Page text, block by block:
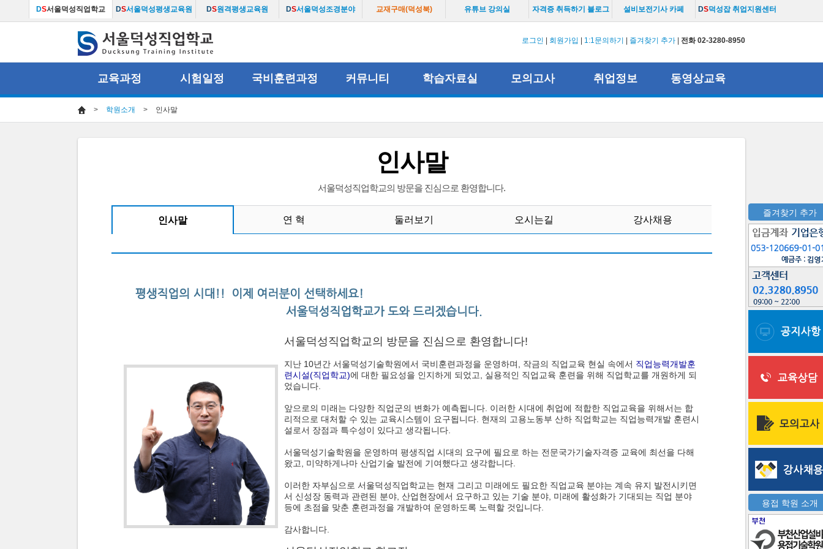
DS서울덕성직업학교 DS서울덕성평생교육원 DS원격평생교육원 DS서울덕성조경분야 교재구매(덕성북) 유튜브 강의실 자격증 취득하기 블로그 설비보전기사 카페 DS덕성잡 취업지원센터
로그인 회원가입 1:1문의하기 즐겨찾기 추가 전화 02-3280-8950
교육과정 시험일정 국비훈련과정 커뮤니티 학습자료실 모의고사 취업정보 동영상교육
즐겨찾기 추가
용접 학원 소개
> 학원소개 > 인사말
인사말
서울덕성직업학교의 방문을 진심으로 환영합니다.
인사말 연 혁 둘러보기 오시는길 강사채용
서울덕성직업학교의 방문을 진심으로 환영합니다!
지난 10년간 서울덕성기술학원에서 국비훈련과정을 운영하며, 작금의 직업교육 현실 속에서 직업능력개발훈
련시설(직업학교)에 대한 필요성을 인지하게 되었고, 실용적인 직업교육 훈련을 위해 직업학교를 개원하게 되
었습니다.
앞으로의 미래는 다양한 직업군의 변화가 예측됩니다. 이러한 시대에 취업에 적합한 직업교육을 위해서는 합
리적으로 대처할 수 있는 교육시스템이 요구됩니다. 현재의 고용노동부 산하 직업학교는 직업능력개발 훈련시
설로서 장점과 특수성이 있다고 생각됩니다.
서울덕성기술학원을 운영하며 평생직업 시대의 요구에 필요로 하는 전문국가기술자격증 교육에 최선을 다해
왔고, 미약하게나마 산업기술 발전에 기여했다고 생각합니다.
이러한 자부심으로 서울덕성직업학교는 현재 그리고 미래에도 필요한 직업교육 분야는 계속 유지 발전시키면
서 신성장 동력과 관련된 분야, 산업현장에서 요구하고 있는 기술 분야, 미래에 활성화가 기대되는 직업 분야
등에 초점을 맞춘 훈련과정을 개발하여 운영하도록 노력할 것입니다.
감사합니다.